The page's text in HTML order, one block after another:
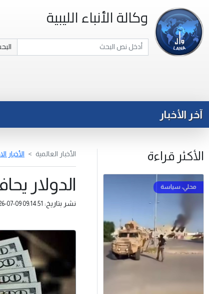
وكالة الأنباء الليبية
آخر الأخبار
الأكثر قراءة الأخبار العالمية الأخبار
الدولار
نشر بتاريخ: 07-09 09:14:51